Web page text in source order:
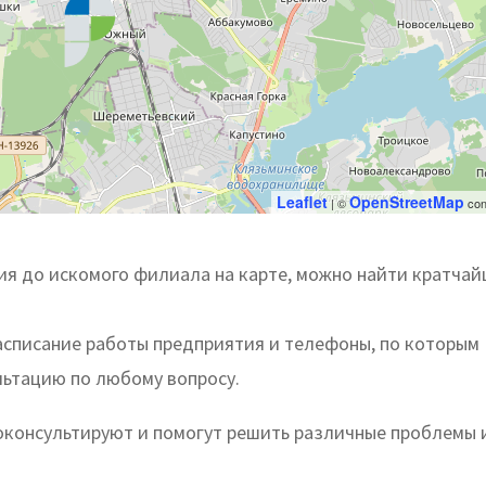
Leaflet| ©OpenStreetMap
до искомого филиала на карте, можно найти
работы предприятия и телефоны, по которым
по любому вопросу.
и помогут решить различные проблемы